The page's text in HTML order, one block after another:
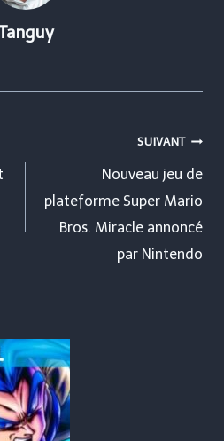
SUIVANT
Nouveau jeu de
plateforme Super Mario
Bros. Miracle annoncé
par Nintendo